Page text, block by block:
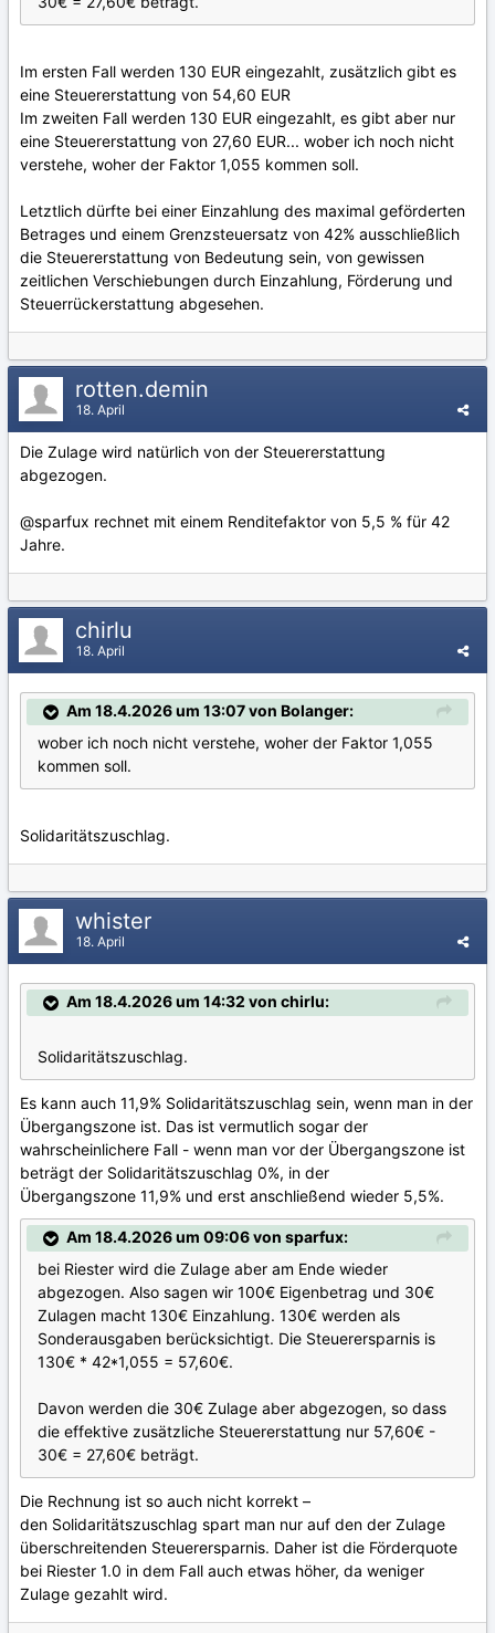
Im ersten Fall werden 130 EUR eingezahlt, zusätzlich gibt es
eine Steuererstattung von 54,60 EUR
Im zweiten Fall werden 130 EUR eingezahlt, es gibt aber nur
eine Steuererstattung von 27,60 EUR... wober ich noch nicht
verstehe, woher der Faktor 1,055 kommen soll.
Letztlich dürfte bei einer Einzahlung des maximal geförderten
Betrages und einem Grenzsteuersatz von 42% ausschließlich
die Steuererstattung von Bedeutung sein, von gewissen
zeitlichen Verschiebungen durch Einzahlung, Förderung und
Steuerrückerstattung abgesehen.
rotten.demin
18. April
Die Zulage wird natürlich von der Steuererstattung
abgezogen.
@sparfux rechnet mit einem Renditefaktor von 5,5 % für 42
Jahre.
chirlu
18. April
Am 18.4.2026 um 13:07 von Bolanger:
wober ich noch nicht verstehe, woher der Faktor 1,055
kommen soll.
Solidaritätszuschlag.
whister
18. April
Am 18.4.2026 um 14:32 von chirlu:
Solidaritätszuschlag.
Es kann auch 11,9% Solidaritätszuschlag sein, wenn man in der
Übergangszone ist. Das ist vermutlich sogar der
wahrscheinlichere Fall - wenn man vor der Übergangszone ist
beträgt der Solidaritätszuschlag 0%, in der
Übergangszone 11,9% und erst anschließend wieder 5,5%.
Am 18.4.2026 um 09:06 von sparfux:
bei Riester wird die Zulage aber am Ende wieder
abgezogen. Also sagen wir 100€ Eigenbetrag und 30€
Zulagen macht 130€ Einzahlung. 130€ werden als
Sonderausgaben berücksichtigt. Die Steuerersparnis is
130€ * 42*1,055 = 57,60€.
Davon werden die 30€ Zulage aber abgezogen, so dass
die effektive zusätzliche Steuererstattung nur 57,60€ -
30€ = 27,60€ beträgt.
Die Rechnung ist so auch nicht korrekt –
den Solidaritätszuschlag spart man nur auf den der Zulage
überschreitenden Steuerersparnis. Daher ist die Förderquote
bei Riester 1.0 in dem Fall auch etwas höher, da weniger
Zulage gezahlt wird.